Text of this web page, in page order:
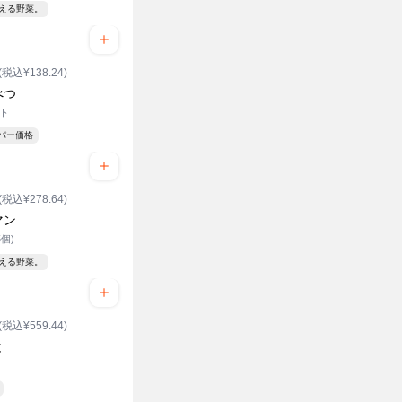
える野菜。
税込¥138.24)
つ
ー価格
税込¥278.64)
ン
)
える野菜。
税込¥559.44)